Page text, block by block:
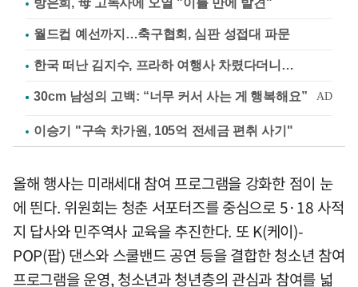
방은희, 母 고독사에 오열 "이틀 만에 발견"
월드컵 예선까지…축구협회, 심판 성접대 파문
한국 떠난 김지수, 프라하 여행사 차렸다더니…
이승기 "구속 차가원, 105억 전세금 편취 사기"
올해 행사는 미래세대 참여 프로그램을 강화한 점이 눈
에 띈다. 위원회는 청춘 서포터즈를 중심으로 5·18 사적
지 답사와 민주역사 교육을 추진한다. 또 K(케이)-
POP(팝) 댄스와 스쿨밴드 공연 등을 결합한 청소년 참여
프로그램을 운영, 청소년과 청년층의 관심과 참여를 넓